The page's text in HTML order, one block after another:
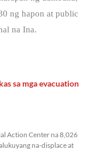
ng hapon at public
na Ina.
sa mga evacuation
Action Center na 8,026
na-displace at